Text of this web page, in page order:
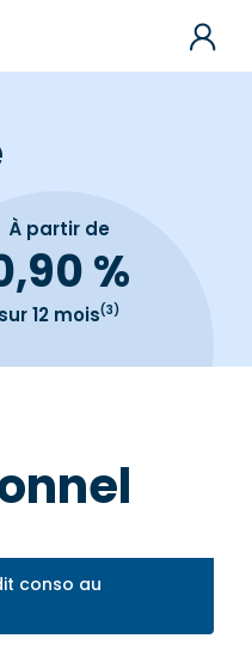
À partir de
%
sur 12 mois(3)
conso au